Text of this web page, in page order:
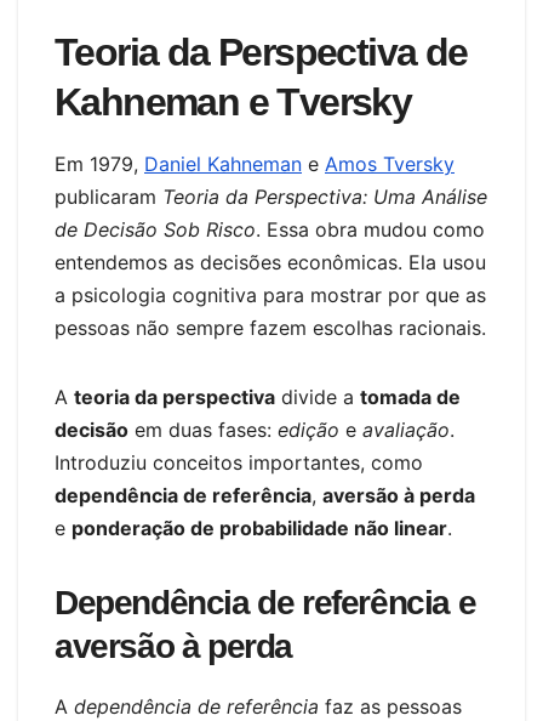
Teoria da Perspectiva de
Kahneman e Tversky
Em 1979, Daniel Kahneman e Amos Tversky
publicaram Teoria da Perspectiva: Uma Análise
de Decisão Sob Risco. Essa obra mudou como
entendemos as decisões econômicas. Ela usou
a psicologia cognitiva para mostrar por que as
pessoas não sempre fazem escolhas racionais.
A teoria da perspectiva divide a tomada de
decisão em duas fases: edição e avaliação.
Introduziu conceitos importantes, como
dependência de referência, aversão à perda
e ponderação de probabilidade não linear.
Dependência de referência e
aversão à perda
A dependência de referência faz as pessoas